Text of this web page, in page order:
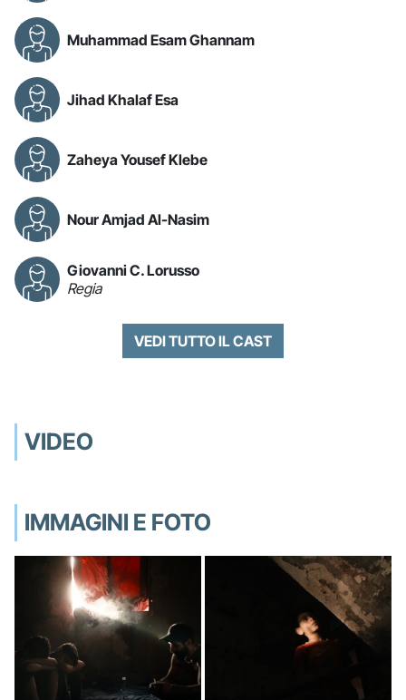
Muhammad Esam Ghannam
Jihad Khalaf Esa
Zaheya Yousef Klebe
Nour Amjad Al-Nasim
Giovanni C. Lorusso
Regia
VEDI TUTTO IL CAST
VIDEO
IMMAGINI E FOTO